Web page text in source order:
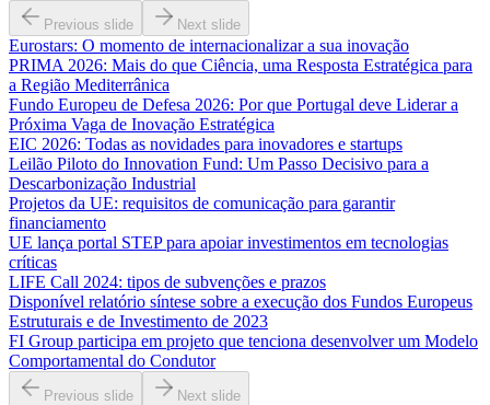
Previous slide Next slide
Eurostars: O momento de internacionalizar a sua inovação
PRIMA 2026: Mais do que Ciência, uma Resposta Estratégica para
a Região Mediterrânica
Fundo Europeu de Defesa 2026: Por que Portugal deve Liderar a
Próxima Vaga de Inovação Estratégica
EIC 2026: Todas as novidades para inovadores e startups
Leilão Piloto do Innovation Fund: Um Passo Decisivo para a
Descarbonização Industrial
Projetos da UE: requisitos de comunicação para garantir
financiamento
UE lança portal STEP para apoiar investimentos em tecnologias
críticas
LIFE Call 2024: tipos de subvenções e prazos
Disponível relatório síntese sobre a execução dos Fundos Europeus
Estruturais e de Investimento de 2023
FI Group participa em projeto que tenciona desenvolver um Modelo
Comportamental do Condutor
Previous slide Next slide